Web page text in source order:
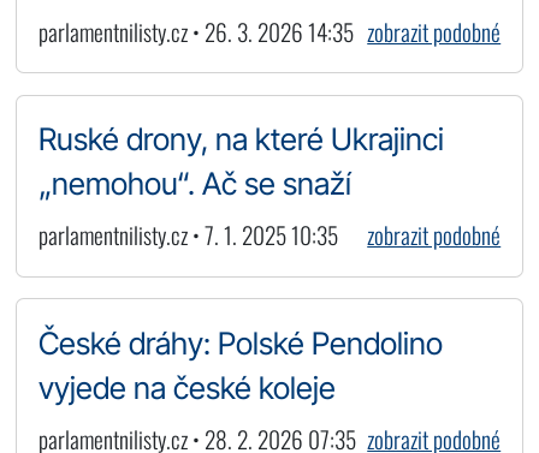
parlamentnilisty.cz • 26. 3. 2026 14:35 zobrazit podobné
Ruské drony, na které Ukrajinci
„nemohou“. Ač se snaží
parlamentnilisty.cz • 7. 1. 2025 10:35 zobrazit podobné
České dráhy: Polské Pendolino
vyjede na české koleje
parlamentnilisty.cz • 28. 2. 2026 07:35 zobrazit podobné